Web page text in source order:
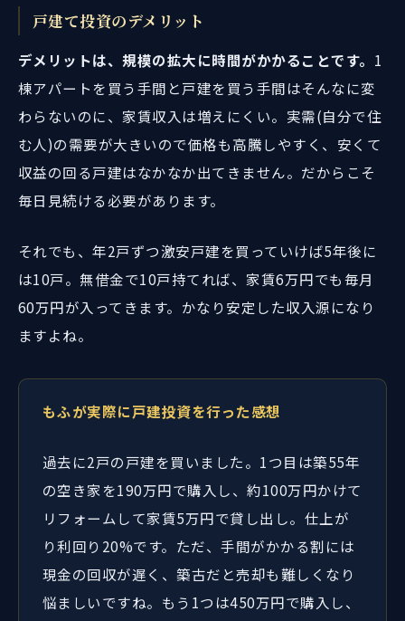
戸建て投資のデメリット
デメリットは、規模の拡大に時間がかかることです。 1
棟アパートを買う手間と戸建を買う手間はそんなに変
わらないのに、家賃収入は増えにくい。実需(自分で住
む人)の需要が大きいので価格も高騰しやすく、安くて
収益の回る戸建はなかなか出てきません。だからこそ
毎日見続ける必要があります。
それでも、年2戸ずつ激安戸建を買っていけば5年後に
は10戸。無借金で10戸持てれば、家賃6万円でも毎月
60万円が入ってきます。かなり安定した収入源になり
ますよね。
もふが実際に戸建投資を行った感想
過去に2戸の戸建を買いました。1つ目は築55年
の空き家を190万円で購入し、約100万円かけて
リフォームして家賃5万円で貸し出し。仕上が
り利回り20%です。ただ、手間がかかる割には
現金の回収が遅く、築古だと売却も難しくなり
悩ましいですね。もう1つは450万円で購入し、